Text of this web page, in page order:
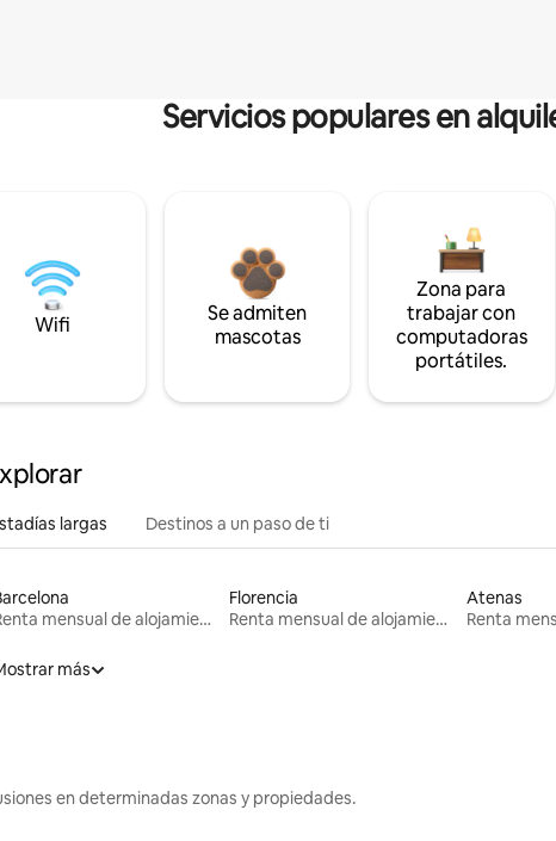
Servicios populares en
Wifi
Se admiten
mascotas
Zona para
trabajar con
computadoras
portátiles.
largas Destinos a un paso de ti
Renta mensual de alojamientos
Florencia
Renta mensual de alojamientos
Atenas
más
en determinadas zonas y propiedades.